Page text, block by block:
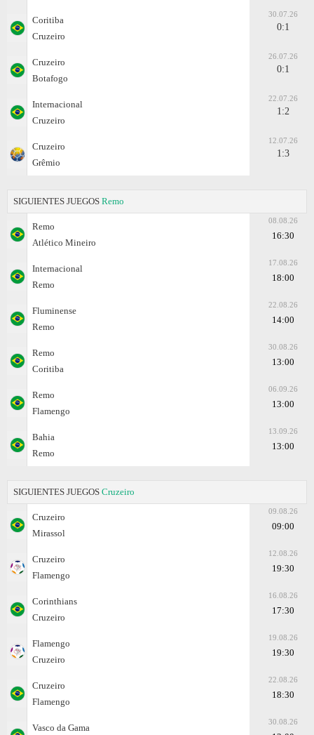
Coritiba
Cruzeiro
30.07.26
0:1
Cruzeiro
Botafogo
26.07.26
0:1
Internacional
Cruzeiro
22.07.26
1:2
Cruzeiro
Grêmio
12.07.26
1:3
SIGUIENTES JUEGOS Remo
Remo
Atlético Mineiro
08.08.26
16:30
Internacional
Remo
17.08.26
18:00
Fluminense
Remo
22.08.26
14:00
Remo
Coritiba
30.08.26
13:00
Remo
Flamengo
06.09.26
13:00
Bahia
Remo
13.09.26
13:00
SIGUIENTES JUEGOS Cruzeiro
Cruzeiro
Mirassol
09.08.26
09:00
Cruzeiro
Flamengo
12.08.26
19:30
Corinthians
Cruzeiro
16.08.26
17:30
Flamengo
Cruzeiro
19.08.26
19:30
Cruzeiro
Flamengo
22.08.26
18:30
Vasco da Gama
30.08.26